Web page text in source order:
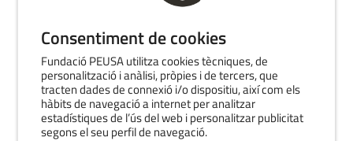
GENERATION DEL MECANISMO DE RECUPERACIÓN Y
RESILIENCIA
Consentiment de cookies
Fundació PEUSA utilitza cookies tècniques, de
personalització i anàlisi, pròpies i de tercers, que
tracten dades de connexió i/o dispositiu, així com els
hàbits de navegació a internet per analitzar
estadístiques de l’ús del web i personalitzar publicitat
segons el seu perfil de navegació.